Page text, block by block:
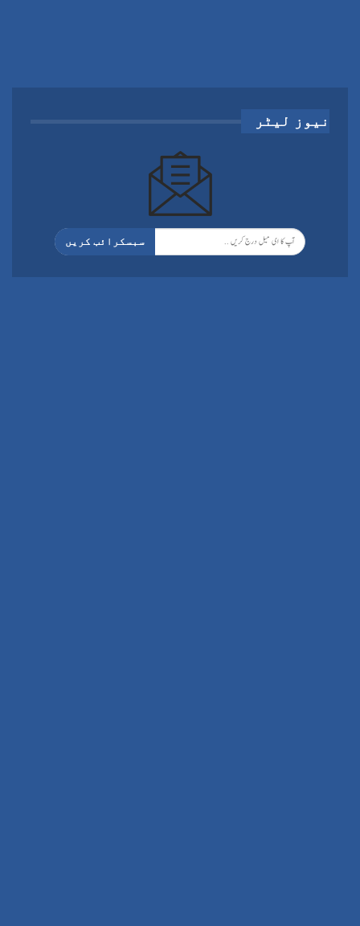
نیوز لیٹر
سبسکرائب کریں